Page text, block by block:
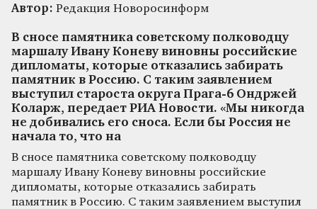
Автор: Редакция Новоросинформ
В сносе памятника советскому полководцу
маршалу Ивану Коневу виновны российские
дипломаты, которые отказались забирать
памятник в Россию. С таким заявлением
выступил староста округа Прага-6 Ондржей
Коларж, передает РИА Новости. «Мы никогда
не добивались его сноса. Если бы Россия не
начала то, что на
В сносе памятника советскому полководцу
маршалу Ивану Коневу виновны российские
дипломаты, которые отказались забирать
памятник в Россию. С таким заявлением выступил